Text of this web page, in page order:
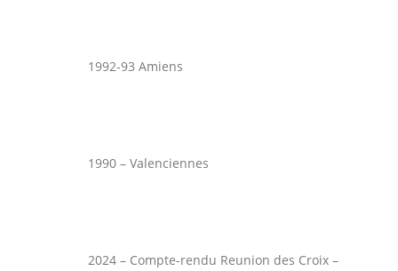
1992-93 Amiens
1990 – Valenciennes
2024 – Compte-rendu Reunion des Croix –